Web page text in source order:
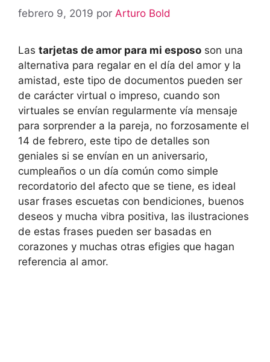
febrero 9, 2019 por Arturo Bold
Las tarjetas de amor para mi esposo son una
alternativa para regalar en el día del amor y la
amistad, este tipo de documentos pueden ser
de carácter virtual o impreso, cuando son
virtuales se envían regularmente vía mensaje
para sorprender a la pareja, no forzosamente el
14 de febrero, este tipo de detalles son
geniales si se envían en un aniversario,
cumpleaños o un día común como simple
recordatorio del afecto que se tiene, es ideal
usar frases escuetas con bendiciones, buenos
deseos y mucha vibra positiva, las ilustraciones
de estas frases pueden ser basadas en
corazones y muchas otras efigies que hagan
referencia al amor.